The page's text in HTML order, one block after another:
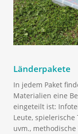
Länderpakete
In jedem Paket
Materialien eine
eingeteilt ist:
Leute, spielerische
uvm.,